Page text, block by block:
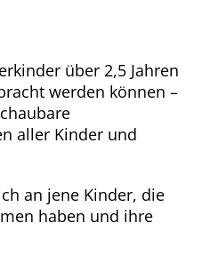
über 2,5 Jahren
werden können –
aller Kinder und
an jene Kinder, die
haben und ihre